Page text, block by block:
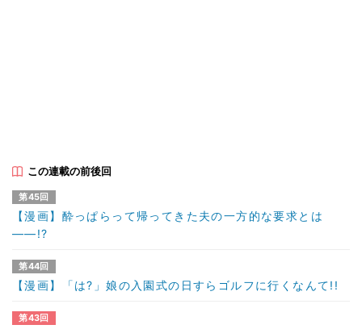
この連載の前後回
第45回
【漫画】酔っぱらって帰ってきた夫の一方的な要求とは
――!?
第44回
【漫画】「は?」娘の入園式の日すらゴルフに行くなんて!!
第43回